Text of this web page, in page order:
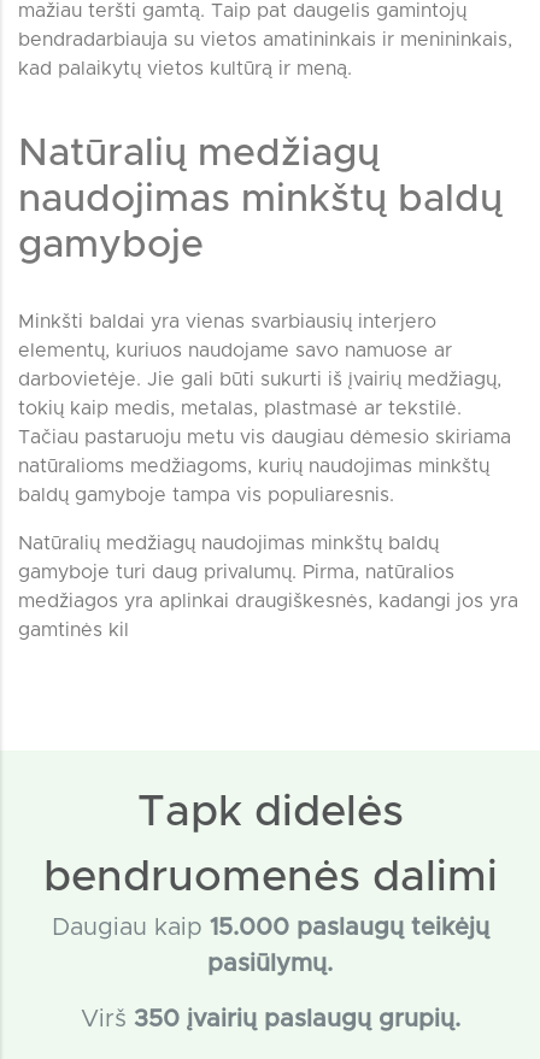
mažiau teršti gamtą. Taip pat daugelis gamintojų
bendradarbiauja su vietos amatininkais ir menininkais,
kad palaikytų vietos kultūrą ir meną.
Natūralių medžiagų
naudojimas minkštų baldų
gamyboje
Minkšti baldai yra vienas svarbiausių interjero
elementų, kuriuos naudojame savo namuose ar
darbovietėje. Jie gali būti sukurti iš įvairių medžiagų,
tokių kaip medis, metalas, plastmasė ar tekstilė.
Tačiau pastaruoju metu vis daugiau dėmesio skiriama
natūralioms medžiagoms, kurių naudojimas minkštų
baldų gamyboje tampa vis populiaresnis.
Natūralių medžiagų naudojimas minkštų baldų
gamyboje turi daug privalumų. Pirma, natūralios
medžiagos yra aplinkai draugiškesnės, kadangi jos yra
gamtinės kil
Tapk didelės
bendruomenės dalimi
Daugiau kaip 15.000 paslaugų teikėjų
pasiūlymų.
Virš 350 įvairių paslaugų grupių.